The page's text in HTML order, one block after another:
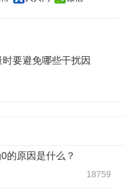
要避免哪些干扰因
的原因是什么？
18759